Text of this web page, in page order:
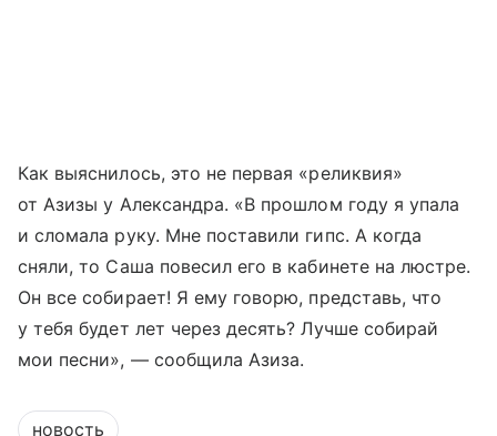
Как выяснилось, это не первая «реликвия»
от Азизы у Александра. «В прошлом году я упала
и сломала руку. Мне поставили гипс. А когда
сняли, то Саша повесил его в кабинете на люстре.
Он все собирает! Я ему говорю, представь, что
у тебя будет лет через десять? Лучше собирай
мои песни», — сообщила Азиза.
новость